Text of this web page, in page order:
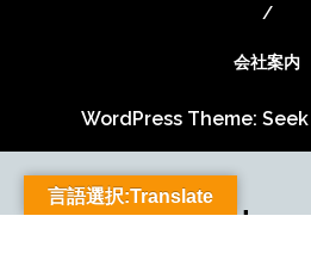
会社案内
WordPress Theme:
Subscribe US Now
言語選択:Translate